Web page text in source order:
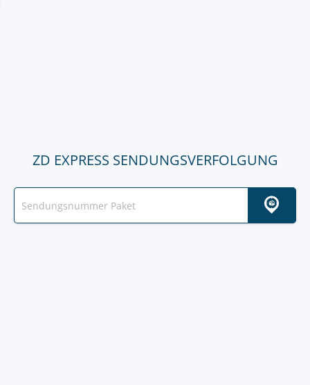
ZD EXPRESS SENDUNGSVERFOLGUNG